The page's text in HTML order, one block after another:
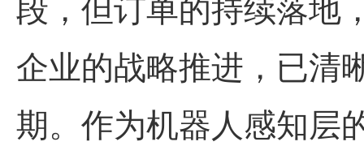
企业的战略推进，已清
期。作为机器人感知层